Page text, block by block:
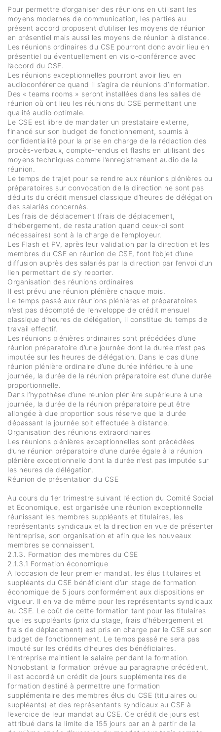
Pour permettre d’organiser des réunions en utilisant les
moyens modernes de communication, les parties au
présent accord proposent d’utiliser les moyens de réunion
en présentiel mais aussi les moyens de réunion à distance.
Les réunions ordinaires du CSE pourront donc avoir lieu en
présentiel ou éventuellement en visio-conférence avec
l’accord du CSE.
Les réunions exceptionnelles pourront avoir lieu en
audioconférence quand il s’agira de réunions d’information.
Des « teams rooms » seront installées dans les salles de
réunion où ont lieu les réunions du CSE permettant une
qualité audio optimale.
Le CSE est libre de mandater un prestataire externe,
financé sur son budget de fonctionnement, soumis à
confidentialité pour la prise en charge de la rédaction des
procès-verbaux, compte-rendus et flashs en utilisant des
moyens techniques comme l’enregistrement audio de la
réunion.
Le temps de trajet pour se rendre aux réunions plénières ou
préparatoires sur convocation de la direction ne sont pas
déduits du crédit mensuel classique d’heures de délégation
des salariés concernés.
Les frais de déplacement (frais de déplacement,
d’hébergement, de restauration quand ceux-ci sont
nécessaires) sont à la charge de l’employeur.
Les Flash et PV, après leur validation par la direction et les
membres du CSE en réunion de CSE, font l’objet d’une
diffusion auprès des salariés par la direction par l’envoi d’un
lien permettant de s’y reporter.
Organisation des réunions ordinaires
Il est prévu une réunion plénière chaque mois.
Le temps passé aux réunions plénières et préparatoires
n’est pas décompté de l’enveloppe de crédit mensuel
classique d’heures de délégation, il constitue du temps de
travail effectif.
Les réunions plénières ordinaires sont précédées d’une
réunion préparatoire d’une journée dont la durée n’est pas
imputée sur les heures de délégation. Dans le cas d’une
réunion plénière ordinaire d’une durée inférieure à une
journée, la durée de la réunion préparatoire est d’une durée
proportionnelle.
Dans l’hypothèse d’une réunion plénière supérieure à une
journée, la durée de la réunion préparatoire peut être
allongée à due proportion sous réserve que la durée
dépassant la journée soit effectuée à distance.
Organisation des réunions extraordinaires
Les réunions plénières exceptionnelles sont précédées
d’une réunion préparatoire d’une durée égale à la réunion
plénière exceptionnelle dont la durée n’est pas imputée sur
les heures de délégation.
Réunion de présentation du CSE
Au cours du 1er trimestre suivant l’élection du Comité Social
et Economique, est organisée une réunion exceptionnelle
réunissant les membres suppléants et titulaires, les
représentants syndicaux et la direction en vue de présenter
l’entreprise, son organisation et afin que les nouveaux
membres se connaissent.
2.1.3. Formation des membres du CSE
2.1.3.1 Formation économique
A l’occasion de leur premier mandat, les élus titulaires et
suppléants du CSE bénéficient d’un stage de formation
économique de 5 jours conformément aux dispositions en
vigueur. Il en va de même pour les représentants syndicaux
au CSE. Le coût de cette formation tant pour les titulaires
que les suppléants (prix du stage, frais d’hébergement et
frais de déplacement) est pris en charge par le CSE sur son
budget de fonctionnement. Le temps passé ne sera pas
imputé sur les crédits d’heures des bénéficiaires.
L’entreprise maintient le salaire pendant la formation.
Nonobstant la formation prévue au paragraphe précédent,
il est accordé un crédit de jours supplémentaires de
formation destiné à permettre une formation
supplémentaire des membres élus du CSE (titulaires ou
suppléants) et des représentants syndicaux au CSE à
l’exercice de leur mandat au CSE. Ce crédit de jours est
attribué dans la limite de 155 jours par an à partir de la